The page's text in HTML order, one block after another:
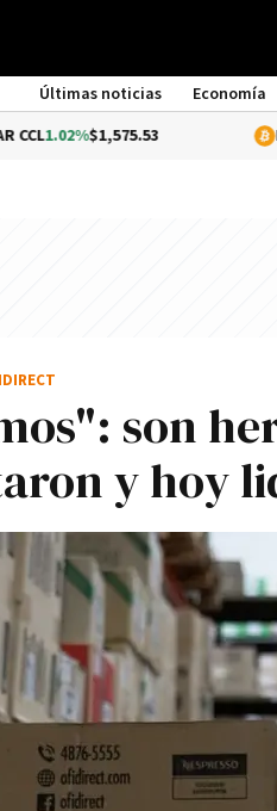
Últimas noticias Economía
$1,575.53 -
son
y hoy